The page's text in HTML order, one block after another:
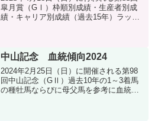
皐月賞（GⅠ）枠順別成績・生産者別成
績・キャリア別成績（過去15年）ラップ
中山記念 血統傾向2024
2024年2月25日（日）に開催される第98
回中山記念（GⅡ）過去10年の1～3着馬
の種牡馬ならびに母父馬を参考に血統分